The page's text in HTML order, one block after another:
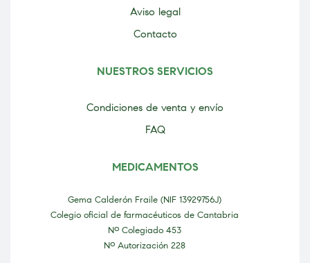
Aviso legal
Contacto
NUESTROS SERVICIOS
Condiciones de venta y envío
FAQ
MEDICAMENTOS
Gema Calderón Fraile (NIF 13929756J)
Colegio oficial de farmacéuticos de Cantabria
Nº Colegiado 453
Nº Autorización 228